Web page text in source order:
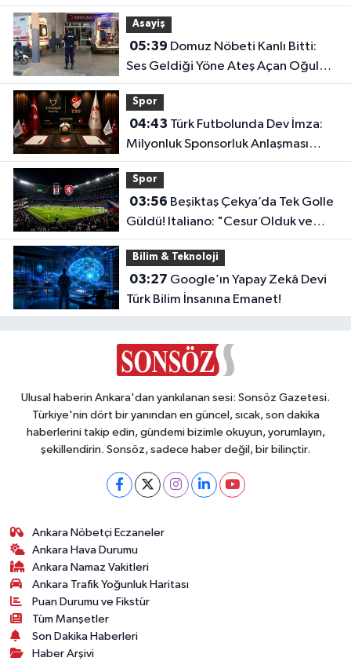
Oldu!
Asayiş
05:39
Ses Geldiği Yöne Ateş Açan Oğul
Babasını Öldürdü!
Spor
04:43
Milyonluk Sponsorluk Anlaşması
Uzatıldı!
Spor
03:56
Güldü! Italiano: "Cesur Olduk ve
Karşılığını Aldık"
Bilim & Teknoloji
03:27
Türk Bilim İnsanına Emanet!
Ulusal haberin Ankara'dan yankılanan sesi: Sonsöz Gazetesi.
Türkiye'nin dört bir yanından en güncel, sıcak, son dakika
haberlerini takip edin, gündemi bizimle okuyun, yorumlayın,
şekillendirin. Sonsöz, sadece haber değil, bir bilinçtir.
Ankara Nöbetçi Eczaneler
Ankara Hava Durumu
Ankara Namaz Vakitleri
Ankara Trafik Yoğunluk Haritası
Puan Durumu ve Fikstür
Tüm Manşetler
Son Dakika Haberleri
Haber Arşivi